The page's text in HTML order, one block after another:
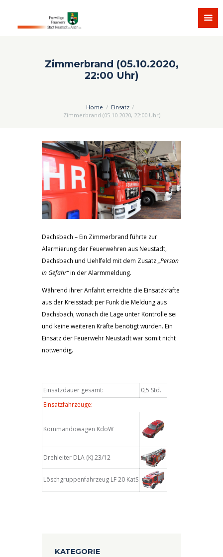
Zimmerbrand (05.10.2020,
22:00 Uhr)
Home
Einsatz
Zimmerbrand (05.10.2020, 22:00 Uhr)
Dachsbach – Ein Zimmerbrand führte zur
Alarmierung der Feuerwehren aus Neustadt,
Dachsbach und Uehlfeld mit dem Zusatz„Person
in Gefahr“in der Alarmmeldung.
Während ihrer Anfahrt erreichte die Einsatzkräfte
aus der Kreisstadt per Funk die Meldung aus
Dachsbach, wonach die Lage unter Kontrolle sei
und keine weiteren Kräfte benötigt würden. Ein
Einsatz der Feuerwehr Neustadt war somit nicht
notwendig.
Einsatzdauer gesamt:
0,5 Std.
Einsatzfahrzeuge:
Kommandowagen KdoW
Drehleiter DLA (K) 23/12
Löschgruppenfahrzeug LF 20 KatS
KATEGORIE